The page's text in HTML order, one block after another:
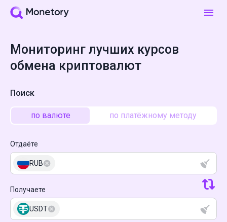
Мониторинг лучших курсов
обмена криптовалют
Поиск
по валюте по платёжному методу
Отдаёте
RUB
Получаете
USDT